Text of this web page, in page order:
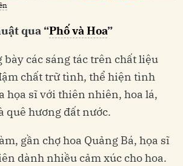
qua “Phố và Hoa”
các sáng tác trên chất liệu
chất trữ tình, thể hiện tình
họa sĩ với thiên nhiên, hoa lá,
quê hương đất nước.
gần chợ hoa Quảng Bá, họa sĩ
dành nhiều cảm xúc cho hoa.